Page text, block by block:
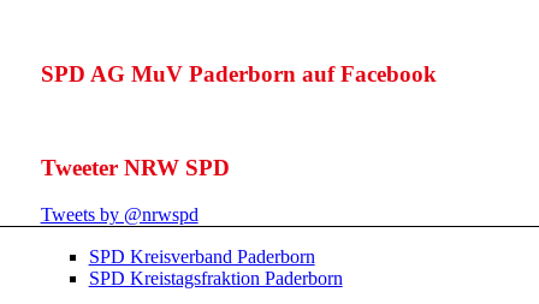
SPD AG MuV Paderborn auf Facebook
Tweeter NRW SPD
Tweets by @nrwspd
SPD Kreisverband Paderborn
SPD Kreistagsfraktion Paderborn